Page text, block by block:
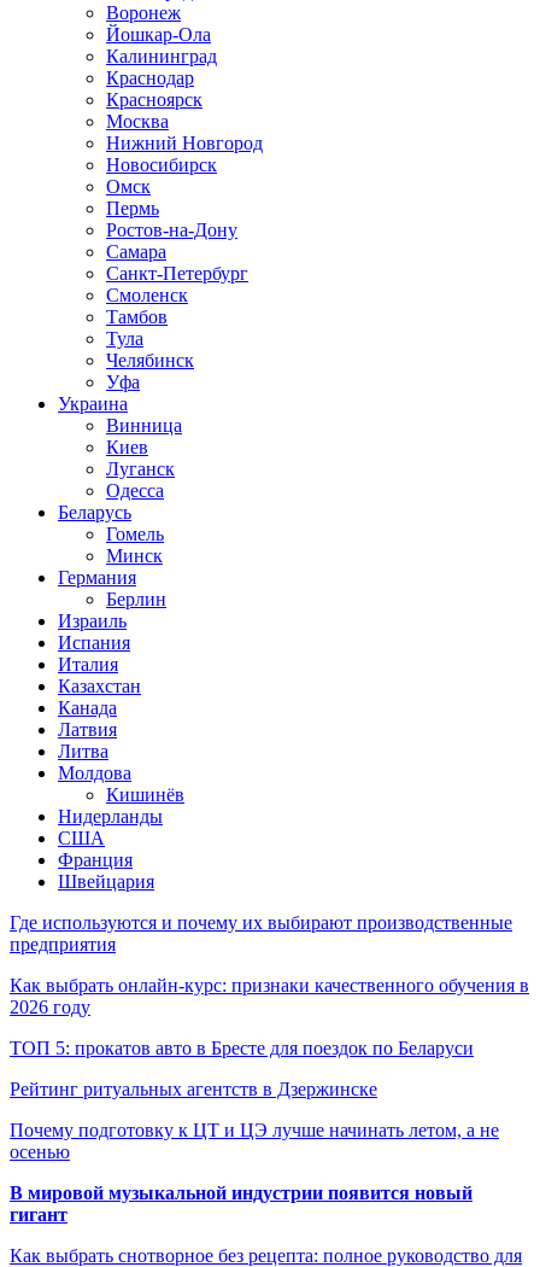
Воронеж
Йошкар-Ола
Калининград
Краснодар
Красноярск
Москва
Нижний Новгород
Новосибирск
Омск
Пермь
Ростов-на-Дону
Самара
Санкт-Петербург
Смоленск
Тамбов
Тула
Челябинск
Уфа
Украина
Винница
Киев
Луганск
Одесса
Беларусь
Гомель
Минск
Германия
Берлин
Израиль
Испания
Италия
Казахстан
Канада
Латвия
Литва
Молдова
Кишинёв
Нидерланды
США
Франция
Швейцария
Где используются и почему их выбирают производственные
предприятия
Как выбрать онлайн-курс: признаки качественного обучения в
2026 году
ТОП 5: прокатов авто в Бресте для поездок по Беларуси
Рейтинг ритуальных агентств в Дзержинске
Почему подготовку к ЦТ и ЦЭ лучше начинать летом, а не
осенью
В мировой музыкальной индустрии появится новый
гигант
Как выбрать снотворное без рецепта: полное руководство для